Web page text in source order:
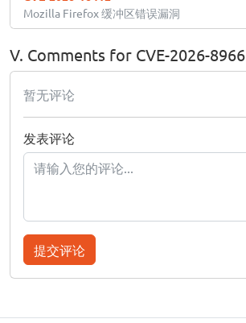
Mozilla Firefox 缓冲区错误漏洞
V. Comments for CVE-2026-8966
暂无评论
发表评论
提交评论